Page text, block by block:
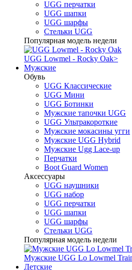
UGG перчатки
UGG шапки
UGG шарфы
Стельки UGG
Популярная модель недели
UGG Lowmel - Rocky Oak>
Мужские
Обувь
UGG Классические
UGG Мини
UGG Ботинки
Мужские тапочки UGG
UGG Ультракороткие
Мужские мокасины угги
Мужские UGG Hybrid
Мужские Ugg Lace-up
Перчатки
Boot Guard Women
Аксессуары
UGG наушники
UGG набор
UGG перчатки
UGG шапки
UGG шарфы
Стельки UGG
Популярная модель недели
Мужские UGG Lo Lowmel
Детские